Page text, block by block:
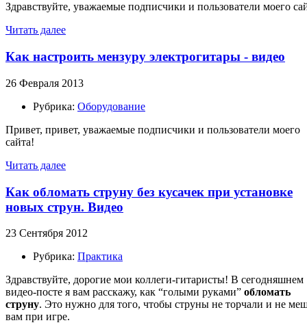
Здравствуйте, уважаемые подписчики и пользователи моего
Читать далее
Как настроить мензуру электрогитары - видео
26 Февраля 2013
Рубрика: Оборудование
Привет, привет, уважаемые подписчики и пользователи моего
сайта!
Читать далее
Как обломать струну без кусачек при установке
новых струн. Видео
23 Сентября 2012
Рубрика: Практика
Здравствуйте, дорогие мои коллеги-гитаристы! В сегодняшнем
видео-посте я вам расскажу, как “голыми руками” обломать
струну. Это нужно для того, чтобы струны не торчали и не
вам при игре.